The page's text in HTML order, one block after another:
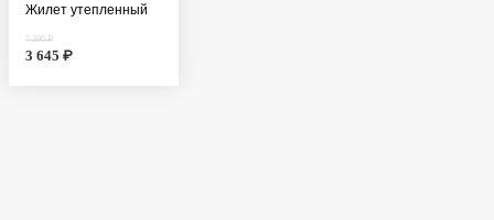
Жилет утепленный
7 290 ₽
3 645 ₽